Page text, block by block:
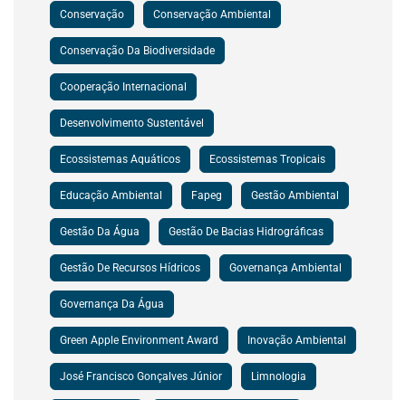
Conservação Conservação Ambiental
Conservação Da Biodiversidade
Cooperação Internacional
Desenvolvimento Sustentável
Ecossistemas Aquáticos Ecossistemas Tropicais
Educação Ambiental Fapeg Gestão Ambiental
Gestão Da Água Gestão De Bacias Hidrográficas
Gestão De Recursos Hídricos Governança Ambiental
Governança Da Água
Green Apple Environment Award Inovação Ambiental
José Francisco Gonçalves Júnior Limnologia